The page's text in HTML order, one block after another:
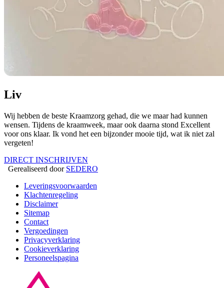
Liv
Wij hebben de beste Kraamzorg gehad, die we maar had kunnen
wensen. Tijdens de kraamweek, maar ook daarna stond Excellent
voor ons klaar. Ik vond het een bijzonder mooie tijd, wat ik niet zal
vergeten!
DIRECT INSCHRIJVEN
Gerealiseerd door SEDERO
Leveringsvoorwaarden
Klachtenregeling
Disclaimer
Sitemap
Contact
Vergoedingen
Privacyverklaring
Cookieverklaring
Personeelspagina